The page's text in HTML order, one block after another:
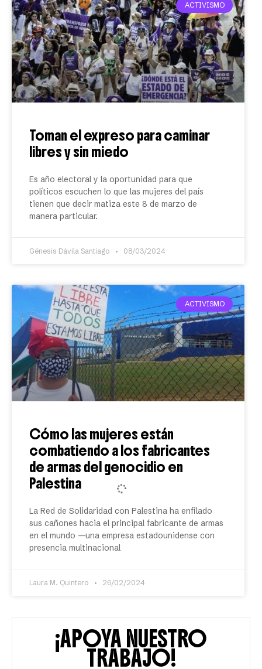
ACTIVISMO
Toman el expreso para caminar
libres y sin miedo
Es año electoral y la oportunidad para que
políticos escuchen lo que las mujeres del país
tienen que decir matiza este 8 de marzo de
manera particular.
Génesis Dávila Santiago 08/03/2024
ACTIVISMO
Cómo las mujeres están
combatiendo a los fabricantes
de armas del genocidio en
Palestina
La Red de Solidaridad con Palestina ha enfilado
sus cañones hacia el principal fabricante de armas
en el mundo —una empresa estadounidense con
presencia multinacional
Laura M. Quintero 26/02/2024
ACTIVISMO